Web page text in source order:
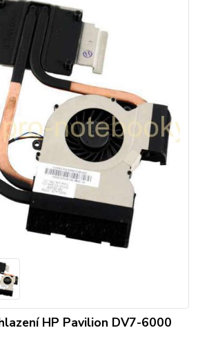
HP Pavilion DV7-6000